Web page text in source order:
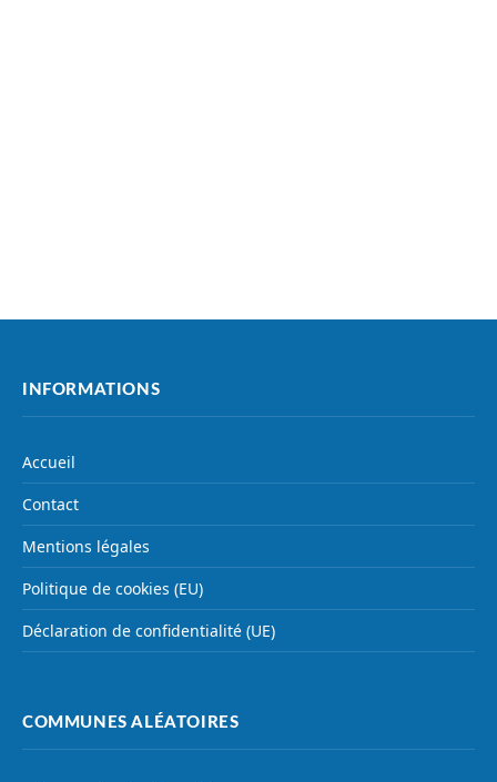
INFORMATIONS
Accueil
Contact
Mentions légales
Politique de cookies (EU)
Déclaration de confidentialité (UE)
COMMUNES ALÉATOIRES